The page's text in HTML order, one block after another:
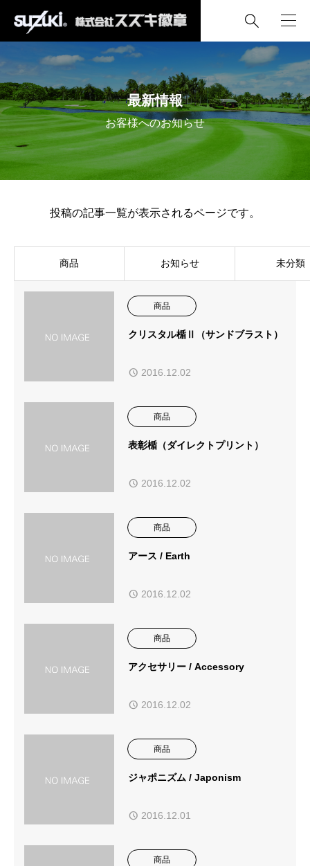

最新情報
お客様へのお知らせ
投稿の記事一覧が表示されるページです。
商品 お知らせ 未分類
商品
クリスタル楯Ⅱ（サンドブラスト）
2016.12.02
商品
表彰楯（ダイレクトプリント）
2016.12.02
商品
アース / Earth
2016.12.02
商品
アクセサリー / Accessory
2016.12.02
商品
ジャポニズム / Japonism
2016.12.01
商品